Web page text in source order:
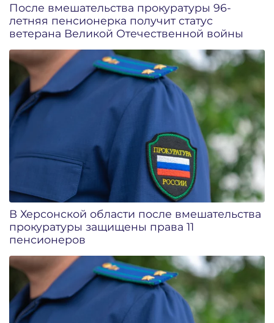
После вмешательства прокуратуры 96-
летняя пенсионерка получит статус
ветерана Великой Отечественной войны
В Херсонской области после вмешательства
прокуратуры защищены права 11
пенсионеров